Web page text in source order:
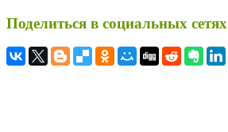
Поделиться в социальных сетях